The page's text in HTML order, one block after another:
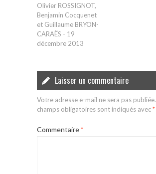
Olivier ROSSIGNOT,
Benjamin Cocquenet
et Guillaume BRYON-
CARAËS - 19
décembre 2013
Laisser un commentaire
Votre adresse e-mail ne sera pas publiée.
champs obligatoires sont indiqués avec*
Commentaire*